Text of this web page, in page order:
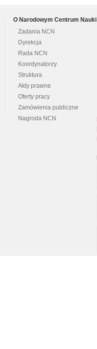
O Narodowym Centrum Nauki
Zadania NCN
Dyrekcja
Rada NCN
Koordynatorzy
Struktura
Akty prawne
Oferty pracy
Zamówienia publiczne
Nagroda NCN